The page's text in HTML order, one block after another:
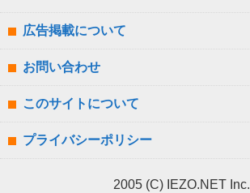
広告掲載について
お問い合わせ
このサイトについて
プライバシーポリシー
2005 (C) IEZO.NET Inc.